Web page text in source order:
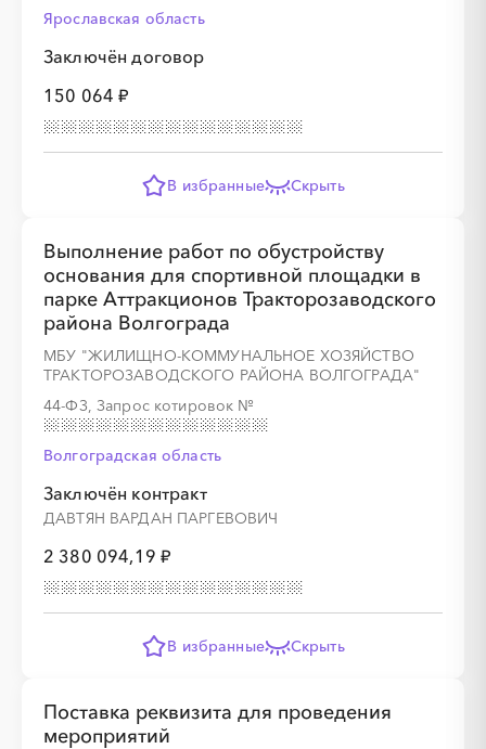
Ярославская область
Заключён договор
150 064 ₽
В избранные Скрыть
Выполнение работ по обустройству
основания для спортивной площадки в
парке Аттракционов Тракторозаводского
района Волгограда
МБУ "ЖИЛИЩНО-КОММУНАЛЬНОЕ ХОЗЯЙСТВО
ТРАКТОРОЗАВОДСКОГО РАЙОНА ВОЛГОГРАДА"
44-ФЗ, Запрос котировок №
Волгоградская область
Заключён контракт
ДАВТЯН ВАРДАН ПАРГЕВОВИЧ
2 380 094,19 ₽
В избранные Скрыть
Поставка реквизита для проведения
мероприятий